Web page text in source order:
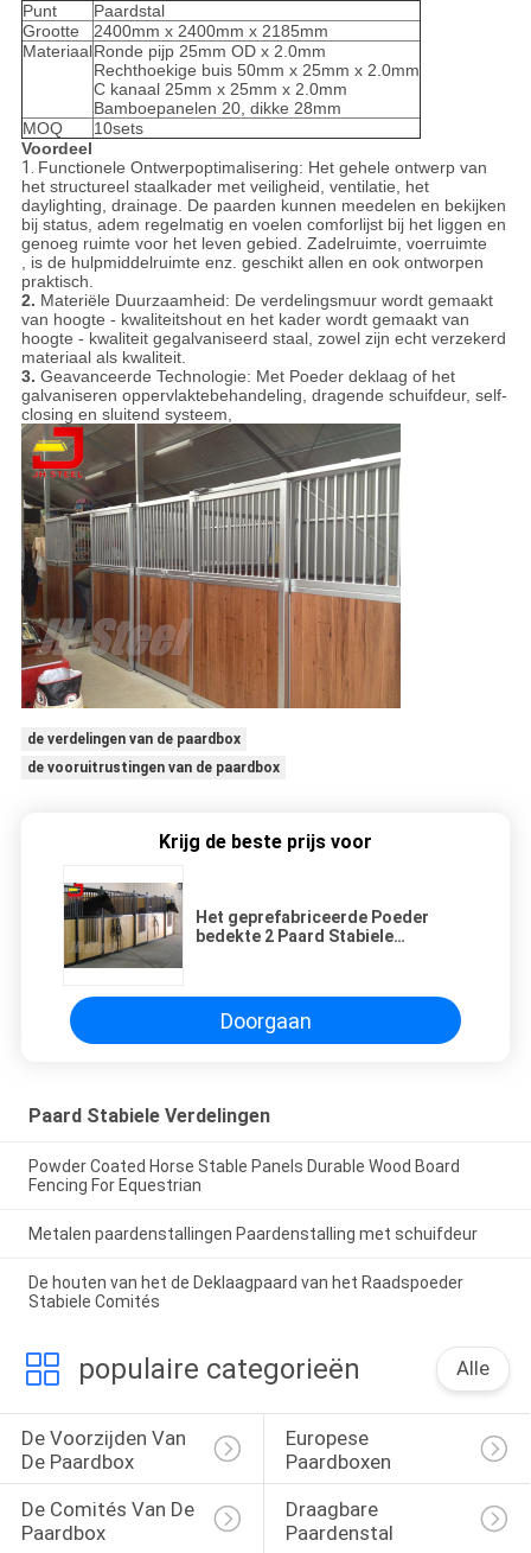
Punt
Paardstal
Grootte
2400mm x 2400mm x 2185mm
MateriaalRonde pijp 25mm OD x 2.0mm
Rechthoekige buis 50mm x 25mm x 2.0mm
C kanaal 25mm x 25mm x 2.0mm
Bamboepanelen 20, dikke 28mm
MOQ
10sets
Voordeel
1. Functionele Ontwerpoptimalisering: Het gehele ontwerp van
het structureel staalkader met veiligheid, ventilatie, het
daylighting, drainage. De paarden kunnen meedelen en bekijken
bij status, adem regelmatig en voelen comforlijst bij het liggen en
genoeg ruimte voor het leven gebied. Zadelruimte, voerruimte
, is de hulpmiddelruimte enz. geschikt allen en ook ontworpen
praktisch.
2. Materiële Duurzaamheid: De verdelingsmuur wordt gemaakt
van hoogte - kwaliteitshout en het kader wordt gemaakt van
hoogte - kwaliteit gegalvaniseerd staal, zowel zijn echt verzekerd
materiaal als kwaliteit.
3. Geavanceerde Technologie: Met Poeder deklaag of het
galvaniseren oppervlaktebehandeling, dragende schuifdeur, self-
closing en sluitend systeem,
de verdelingen van de paardbox
de vooruitrustingen van de paardbox
Krijg de beste prijs voor
Het geprefabriceerde Poeder
bedekte 2 Paard Stabiele
Doorgaan
Paard Stabiele Verdelingen
Powder Coated Horse Stable Panels Durable Wood Board
Fencing For Equestrian
Metalen paardenstallingen Paardenstalling met schuifdeur
De houten van het de Deklaagpaard van het Raadspoeder
Stabiele Comités
populaire categorieën Alle
De Voorzijden Van
De Paardbox
Europese
Paardboxen
De Comités Van De
Paardbox
Draagbare
Paardenstal